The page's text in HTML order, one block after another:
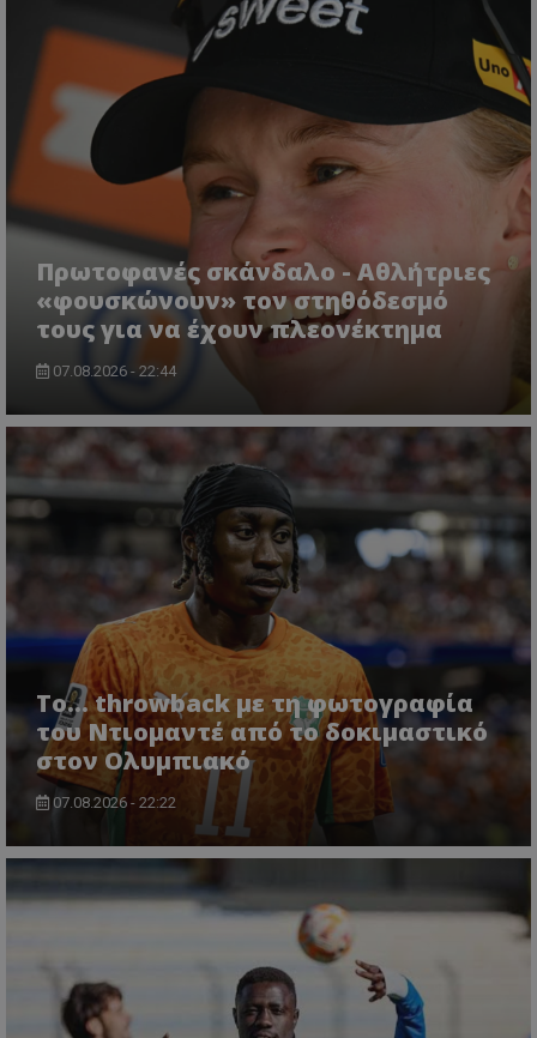
Πρωτοφανές σκάνδαλο - Aθλήτριες
«φουσκώνουν» τον στηθόδεσμό
τους για να έχουν πλεονέκτημα
07.08.2026 - 22:44
Το... throwback με τη φωτογραφία
του Ντιομαντέ από το δοκιμαστικό
στον Ολυμπιακό
07.08.2026 - 22:22